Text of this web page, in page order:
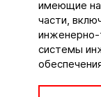
имеющие
части,
инженерно-
системы